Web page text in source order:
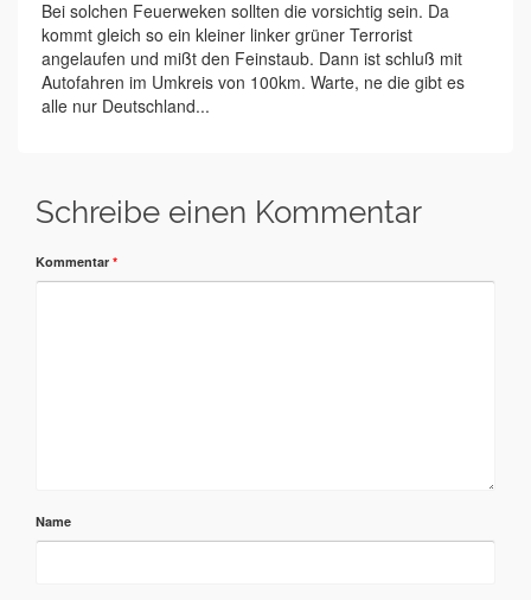
Bei solchen Feuerweken sollten die vorsichtig sein. Da
kommt gleich so ein kleiner linker grüner Terrorist
angelaufen und mißt den Feinstaub. Dann ist schluß mit
Autofahren im Umkreis von 100km. Warte, ne die gibt es
alle nur Deutschland...
Schreibe einen Kommentar
Kommentar *
Name